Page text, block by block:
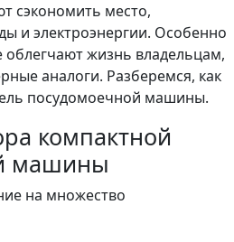
сэкономить место,
и электроэнергии. Особенно
облегчают жизнь владельцам,
аналоги. Разберемся, как
посудомоечной машины.
компактной
машины
на множество